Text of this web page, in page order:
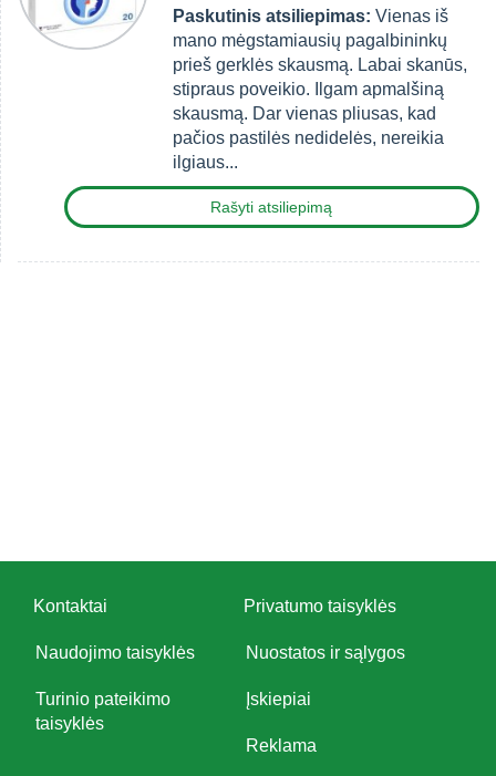
Paskutinis atsiliepimas: Vienas iš
mano mėgstamiausių pagalbininkų
prieš gerklės skausmą. Labai skanūs,
stipraus poveikio. Ilgam apmalšiną
skausmą. Dar vienas pliusas, kad
pačios pastilės nedidelės, nereikia
ilgiaus...
Rašyti atsiliepimą
Kontaktai Privatumo taisyklės
Naudojimo taisyklės Nuostatos ir sąlygos
Turinio pateikimo
taisyklės
Įskiepiai
Reklama